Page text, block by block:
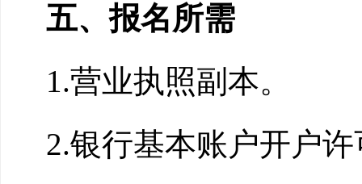
五、报名所需
1.营业执照副本。
2.银行基本账户开户